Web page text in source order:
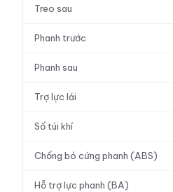
Treo sau
Phanh trước
Phanh sau
Trợ lực lái
Số túi khí
Chống bó cứng phanh (ABS)
Hỗ trợ lực phanh (BA)